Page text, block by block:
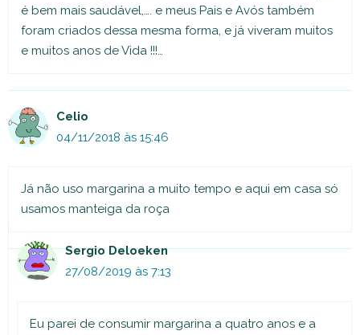
é bem mais saudável,…. e meus Pais e Avós também
foram criados dessa mesma forma, e já viveram muitos
e muitos anos de Vida !!!…
Celio
04/11/2018 às 15:46
Já não uso margarina a muito tempo e aqui em casa só
usamos manteiga da roça
Sergio Deloeken
27/08/2019 às 7:13
Eu parei de consumir margarina a quatro anos e a